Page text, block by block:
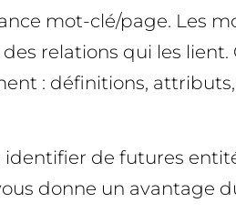
mot-clé/page. Les
relations qui les
: définitions,
de futures
donne un avantage